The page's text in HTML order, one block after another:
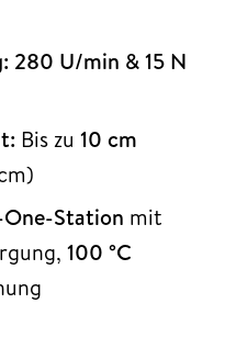
280 U/min & 15 N
Bis zu 10 cm
Station mit
100 °C